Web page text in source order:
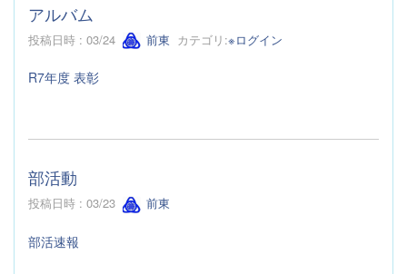
アルバム
投稿日時 : 03/24 前東 カテゴリ:※ログイン
R7年度 表彰
部活動
投稿日時 : 03/23 前東
部活速報